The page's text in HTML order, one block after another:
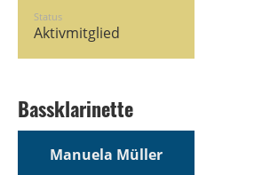
Status
Aktivmitglied
Bassklarinette
Manuela Müller